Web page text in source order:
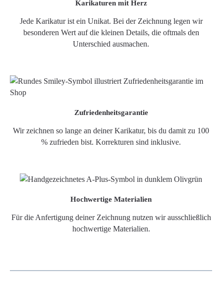
Karikaturen mit Herz
Jede Karikatur ist ein Unikat. Bei der Zeichnung legen wir
besonderen Wert auf die kleinen Details, die oftmals den
Unterschied ausmachen.
Zufriedenheitsgarantie
Wir zeichnen so lange an deiner Karikatur, bis du damit zu 100
% zufrieden bist. Korrekturen sind inklusive.
Hochwertige Materialien
Für die Anfertigung deiner Zeichnung nutzen wir ausschließlich
hochwertige Materialien.